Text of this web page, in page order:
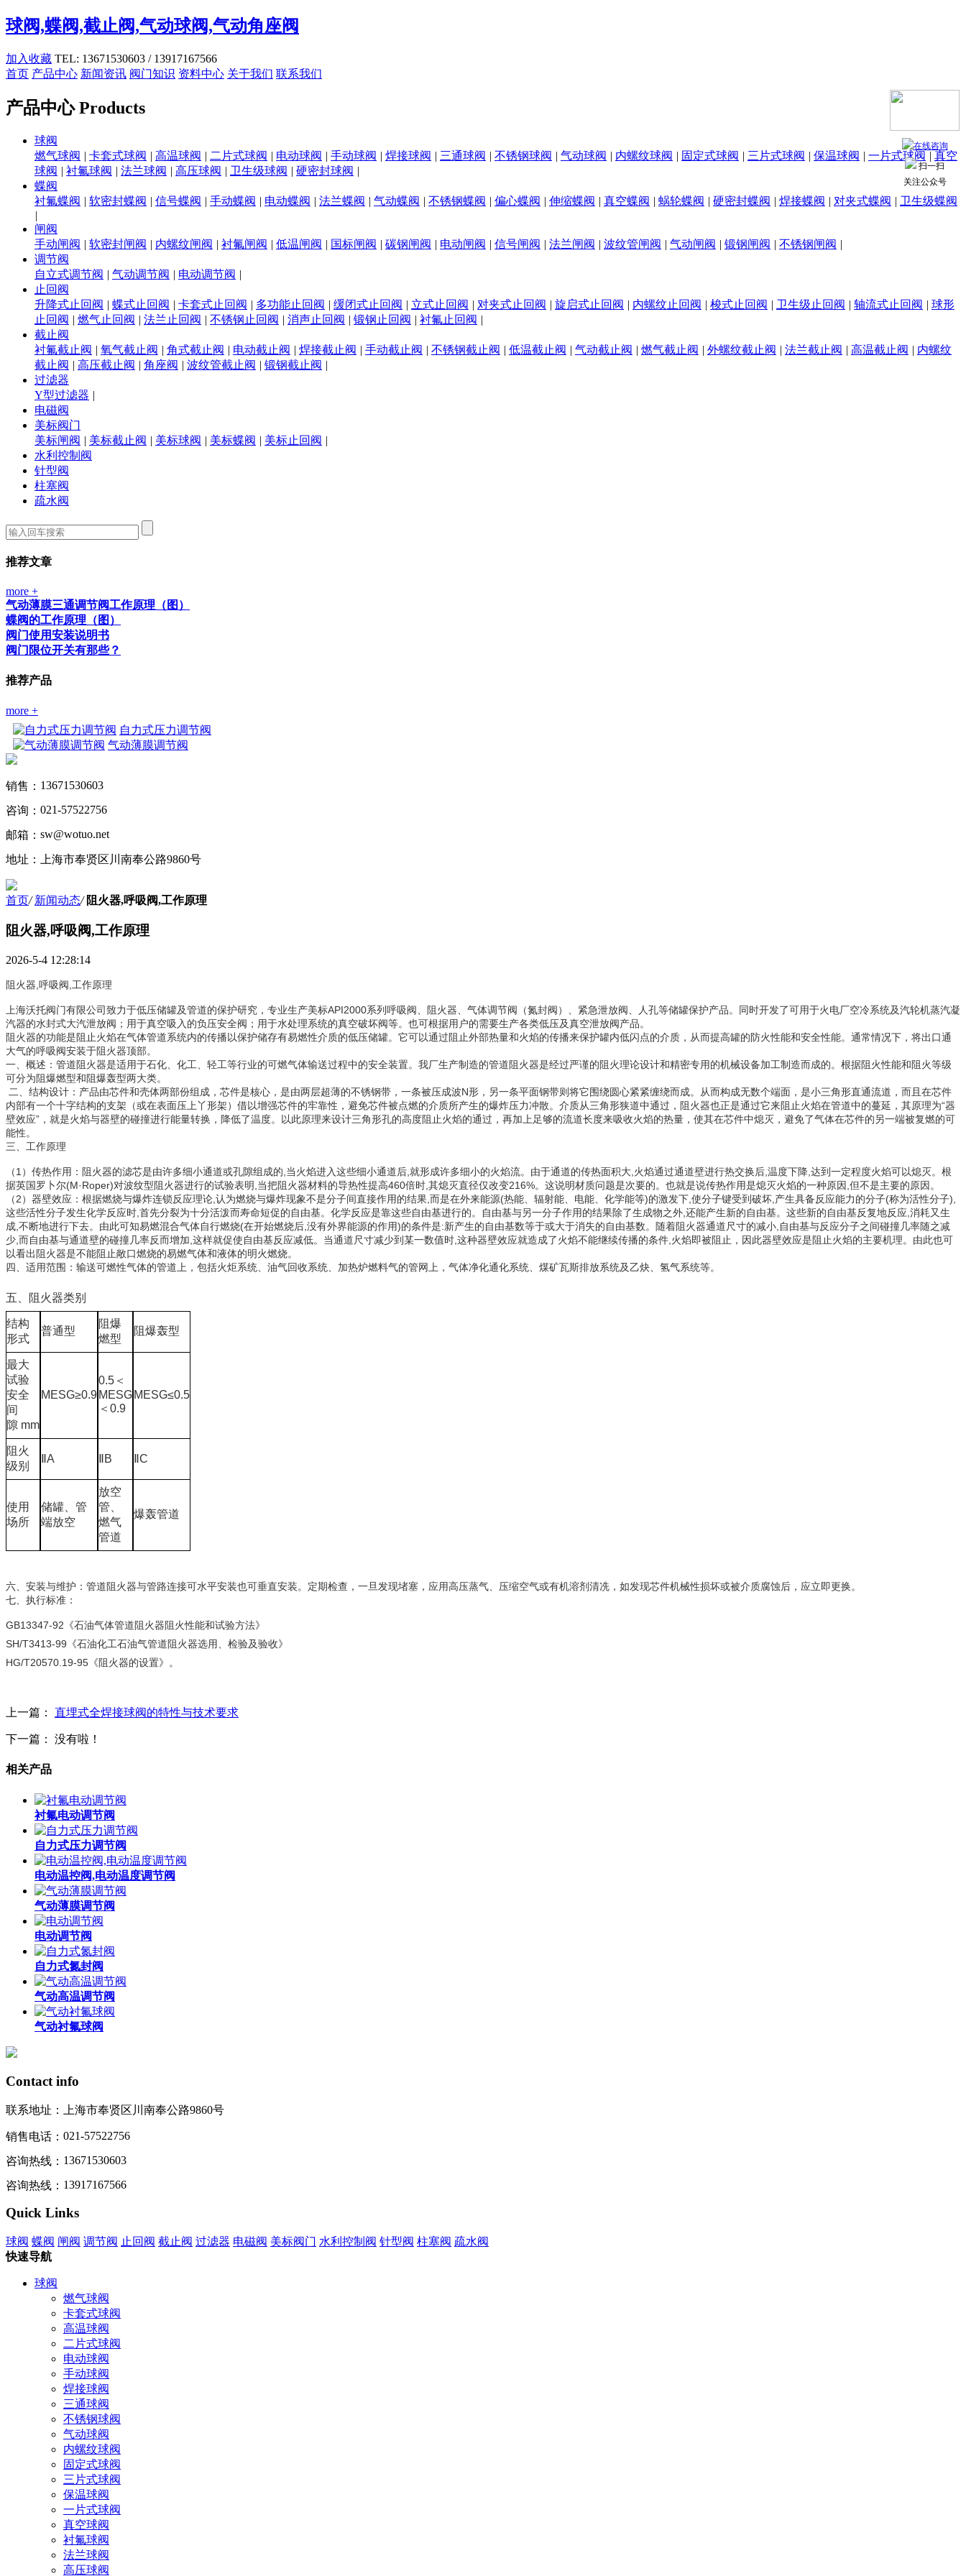
球阀,蝶阀,截止阀,气动球阀,气动角座阀
加入收藏 TEL: 13671530603 / 13917167566
首页 产品中心 新闻资讯 阀门知识 资料中心 关于我们 联系我们
产品中心 Products
球阀
燃气球阀 | 卡套式球阀 | 高温球阀 | 二片式球阀 | 电动球阀 | 手动球阀 | 焊接球阀 | 三通球阀 | 不锈钢球阀 | 气动球阀 | 内螺纹球阀 | 固定式球阀 | 三片式球阀 | 保温球阀 | 一片式球阀 | 真空
球阀 | 衬氟球阀 | 法兰球阀 | 高压球阀 | 卫生级球阀 | 硬密封球阀 |
蝶阀
衬氟蝶阀 | 软密封蝶阀 | 信号蝶阀 | 手动蝶阀 | 电动蝶阀 | 法兰蝶阀 | 气动蝶阀 | 不锈钢蝶阀 | 偏心蝶阀 | 伸缩蝶阀 | 真空蝶阀 | 蜗轮蝶阀 | 硬密封蝶阀 | 焊接蝶阀 | 对夹式蝶阀 | 卫生级蝶阀
|
闸阀
手动闸阀 | 软密封闸阀 | 内螺纹闸阀 | 衬氟闸阀 | 低温闸阀 | 国标闸阀 | 碳钢闸阀 | 电动闸阀 | 信号闸阀 | 法兰闸阀 | 波纹管闸阀 | 气动闸阀 | 锻钢闸阀 | 不锈钢闸阀 |
调节阀
自立式调节阀 | 气动调节阀 | 电动调节阀 |
止回阀
升降式止回阀 | 蝶式止回阀 | 卡套式止回阀 | 多功能止回阀 | 缓闭式止回阀 | 立式止回阀 | 对夹式止回阀 | 旋启式止回阀 | 内螺纹止回阀 | 梭式止回阀 | 卫生级止回阀 | 轴流式止回阀 | 球形
止回阀 | 燃气止回阀 | 法兰止回阀 | 不锈钢止回阀 | 消声止回阀 | 锻钢止回阀 | 衬氟止回阀 |
截止阀
衬氟截止阀 | 氧气截止阀 | 角式截止阀 | 电动截止阀 | 焊接截止阀 | 手动截止阀 | 不锈钢截止阀 | 低温截止阀 | 气动截止阀 | 燃气截止阀 | 外螺纹截止阀 | 法兰截止阀 | 高温截止阀 | 内螺纹
截止阀 | 高压截止阀 | 角座阀 | 波纹管截止阀 | 锻钢截止阀 |
过滤器
Y型过滤器 |
电磁阀
美标阀门
美标闸阀 | 美标截止阀 | 美标球阀 | 美标蝶阀 | 美标止回阀 |
水利控制阀
针型阀
柱塞阀
疏水阀
推荐文章
more +
气动薄膜三通调节阀工作原理（图）
蝶阀的工作原理（图）
阀门使用安装说明书
阀门限位开关有那些？
推荐产品
more +
自力式压力调节阀
气动薄膜调节阀
销售： 13671530603
咨询： 021-57522756
邮箱： sw@wotuo.net
地址： 上海市奉贤区川南奉公路9860号
首页/ 新闻动态/ 阻火器,呼吸阀,工作原理
阻火器,呼吸阀,工作原理
2026-5-4 12:28:14
阻火器 呼吸阀 工作原理
上海沃托阀门有限公司致力于低压储罐及管道的保护研究，专业生产美标API2000系列呼吸阀、阻火器、气体调节阀（氮封阀）、紧急泄放阀、人孔等储罐保护产品。同时开发了可用于火电厂空冷系统及汽轮机蒸汽凝
汽器的水封式大汽泄放阀；用于真空吸入的负压安全阀；用于水处理系统的真空破坏阀等。也可根据用户的需要生产各类低压及真空泄放阀产品。
阻火器的功能是阻止火焰在气体管道系统内的传播以保护储存有易燃性介质的低压储罐。它可以通过阻止外部热量和火焰的传播来保护罐内低闪点的介质，从而提高罐的防火性能和安全性能。通常情况下，将出口通
大气的呼吸阀安装于阻火器顶部。
一、概述：管道阻火器是适用于石化、化工、轻工等行业的可燃气体输送过程中的安全装置。我厂生产制造的管道阻火器是经过严谨的阻火理论设计和精密专用的机械设备加工制造而成的。根据阻火性能和阻火等级
可分为阻爆燃型和阻爆轰型两大类。
二、结构设计：产品由芯件和壳体两部份组成，芯件是核心，是由两层超薄的不锈钢带，一条被压成波N形，另一条平面钢带则将它围绕圆心紧紧缠绕而成。从而构成无数个端面，是小三角形直通流道，而且在芯件
内部有一个十字结构的支架（或在表面压上丫形架）借以增强芯件的牢靠性，避免芯件被点燃的介质所产生的爆炸压力冲散。介质从三角形狭道中通过，阻火器也正是通过它来阻止火焰在管道中的蔓延，其原理为“器
壁效应” ，就是火焰与器壁的碰撞进行能量转换，降低了温度。以此原理来设计三角形孔的高度阻止火焰的通过，再加上足够的流道长度来吸收火焰的热量，使其在芯件中熄灭，避免了气体在芯件的另一端被复燃的可
能性。
三、工作原理
（ 1 ）传热作用：阻火器的滤芯是由许多细小通道或孔隙组成的 当火焰进入这些细小通道后 就形成许多细小的火焰流。由于通道的传热面积大 火焰通过通道壁进行热交换后 温度下降 达到一定程度火焰可以熄灭。根
据英国罗卜尔(M·Roper)对波纹型阻火器进行的试验表明 当把阻火器材料的导热性提高460倍时 其熄灭直径仅改变216%。这说明材质问题是次要的。也就是说传热作用是熄灭火焰的一种原因 但不是主要的原因。
（ 2 ）器壁效应：根据燃烧与爆炸连锁反应理论 认为燃烧与爆炸现象不是分子间直接作用的结果 而是在外来能源(热能、辐射能、电能、化学能等)的激发下 使分子键受到破坏 产生具备反应能力的分子(称为活性分子),
这些活性分子发生化学反应时 首先分裂为十分活泼而寿命短促的自由基。化学反应是靠这些自由基进行的。自由基与另一分子作用的结果除了生成物之外 还能产生新的自由基。这些新的自由基反复地反应 消耗又生
成 不断地进行下去。由此可知易燃混合气体自行燃烧(在开始燃烧后 没有外界能源的作用)的条件是:新产生的自由基数等于或大于消失的自由基数。随着阻火器通道尺寸的减小 自由基与反应分子之间碰撞几率随之减
少 而自由基与通道壁的碰撞几率反而增加 这样就促使自由基反应减低。当通道尺寸减少到某一数值时 这种器壁效应就造成了火焰不能继续传播的条件 火焰即被阻止，因此器壁效应是阻止火焰的主要机理。由此也可
以看出阻火器是不能阻止敞口燃烧的易燃气体和液体的明火燃烧。
四、适用范围：输送可燃性气体的管道上，包括火炬系统、油气回收系统、加热炉燃料气的管网上，气体净化通化系统、煤矿瓦斯排放系统及乙炔、氢气系统等。
五、阻火器类别
结构
形式
普通型
阻爆
燃型
阻爆轰型
最大
试验
安全
间
隙 mm
MESG≥0.9
0.5 ＜
MESG
＜ 0.9
MESG≤0.5
阻火
级别
ⅡA ⅡB ⅡC
使用
场所
储罐、管
端放空
放空
管、
燃气
管道
爆轰管道
六、安装与维护：管道阻火器与管路连接可水平安装也可垂直安装。定期检查，一旦发现堵塞，应用高压蒸气、压缩空气或有机溶剂清冼，如发现芯件机械性损坏或被介质腐蚀后，应立即更换。
七、执行标准：
GB13347-92 《石油气体管道阻火器阻火性能和试验方法》
SH/T3413-99 《石油化工石油气管道阻火器选用、检验及验收》
HG/T20570.19-95 《阻火器的设置》。
上一篇： 直埋式全焊接球阀的特性与技术要求
下一篇： 没有啦！
相关产品
衬氟电动调节阀
自力式压力调节阀
电动温控阀,电动温度调节阀
气动薄膜调节阀
电动调节阀
自力式氮封阀
气动高温调节阀
气动衬氟球阀
Contact info
联系地址： 上海市奉贤区川南奉公路9860号
销售电话： 021-57522756
咨询热线： 13671530603
咨询热线： 13917167566
Quick Links
球阀 蝶阀 闸阀 调节阀 止回阀 截止阀 过滤器 电磁阀 美标阀门 水利控制阀 针型阀 柱塞阀 疏水阀
快速导航
球阀
燃气球阀
卡套式球阀
高温球阀
二片式球阀
电动球阀
手动球阀
焊接球阀
三通球阀
不锈钢球阀
气动球阀
内螺纹球阀
固定式球阀
三片式球阀
保温球阀
一片式球阀
真空球阀
衬氟球阀
法兰球阀
高压球阀
扫一扫
关注公众号